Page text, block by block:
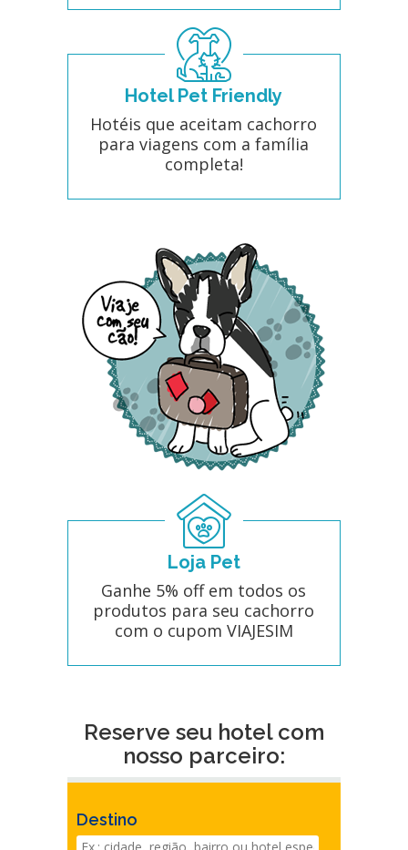
Hotel Pet Friendly
Hotéis que aceitam cachorro
para viagens com a família
completa!
Loja Pet
Ganhe 5% off em todos os
produtos para seu cachorro
com o cupom VIAJESIM
Reserve seu hotel com
nosso parceiro:
Destino